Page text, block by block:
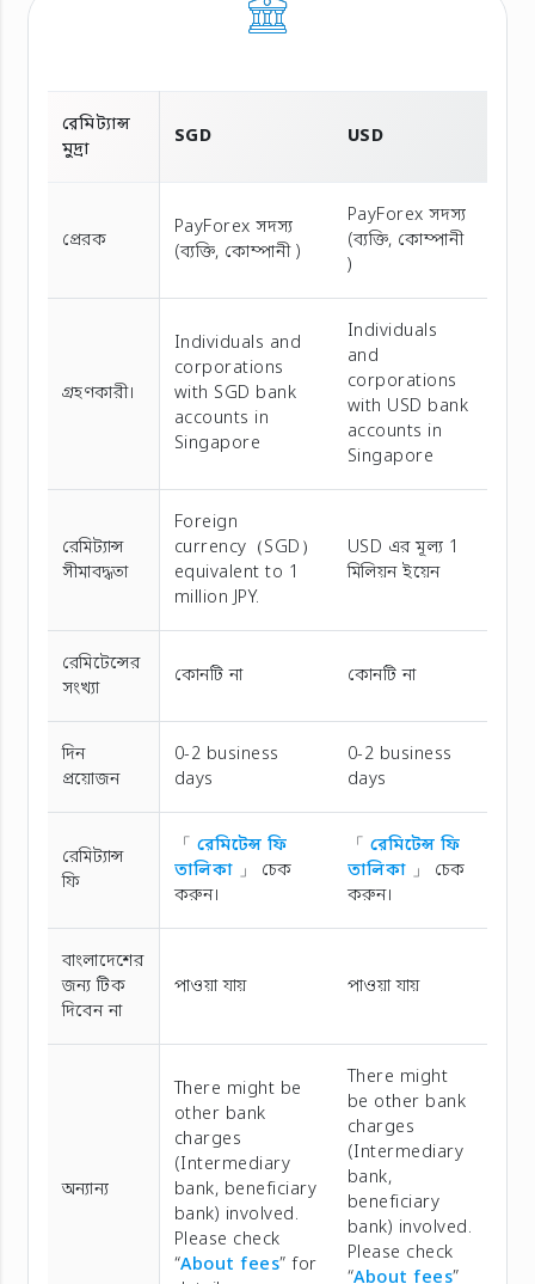
রেমিট্যান্স
মুদ্রা
SGD USD
প্রেরক
PayForex সদস্য
(ব্যক্তি, কোম্পানী )
PayForex সদস্য
(ব্যক্তি, কোম্পানী
)
গ্রহণকারী।
Individuals and
corporations
with SGD bank
accounts in
Singapore
Individuals
and
corporations
with USD bank
accounts in
Singapore
রেমিট্যান্স
সীমাবদ্ধতা
Foreign
currency（SGD）
equivalent to 1
million JPY.
USD এর মূল্য 1
মিলিয়ন ইয়েন
রেমিটেন্সের
সংখ্যা
কোনটি না কোনটি না
দিন
প্রয়োজন
0-2 business
days
0-2 business
days
রেমিট্যান্স
ফি
「 রেমিটেন্স ফি
তালিকা 」 চেক
করুন।
「 রেমিটেন্স ফি
তালিকা 」 চেক
করুন।
বাংলাদেশের
জন্য টিক
দিবেন না
পাওয়া যায় পাওয়া যায়
অন্যান্য
There might be
other bank
charges
(Intermediary
bank, beneficiary
bank) involved.
Please check
“About fees” for
There might
be other bank
charges
(Intermediary
bank,
beneficiary
bank) involved.
Please check
“About fees”